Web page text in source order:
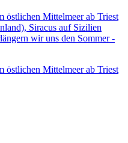
östlichen Mittelmeer ab Triest
Siracus auf Sizilien
wir uns den Sommer -
östlichen Mittelmeer ab Triest